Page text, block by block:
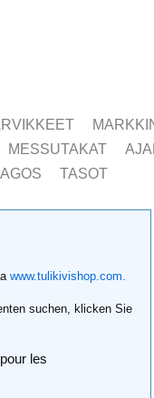
MESSUTAKAT
TASOT
www.tulikivishop.com.
suchen, klicken Sie
pour les